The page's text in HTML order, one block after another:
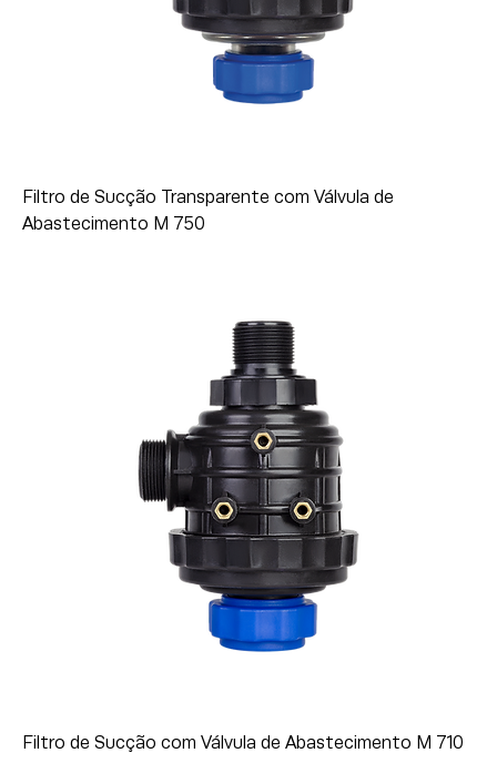
Filtro de Sucção Transparente com Válvula de
Abastecimento M 750
Filtro de Sucção com Válvula de Abastecimento M 710